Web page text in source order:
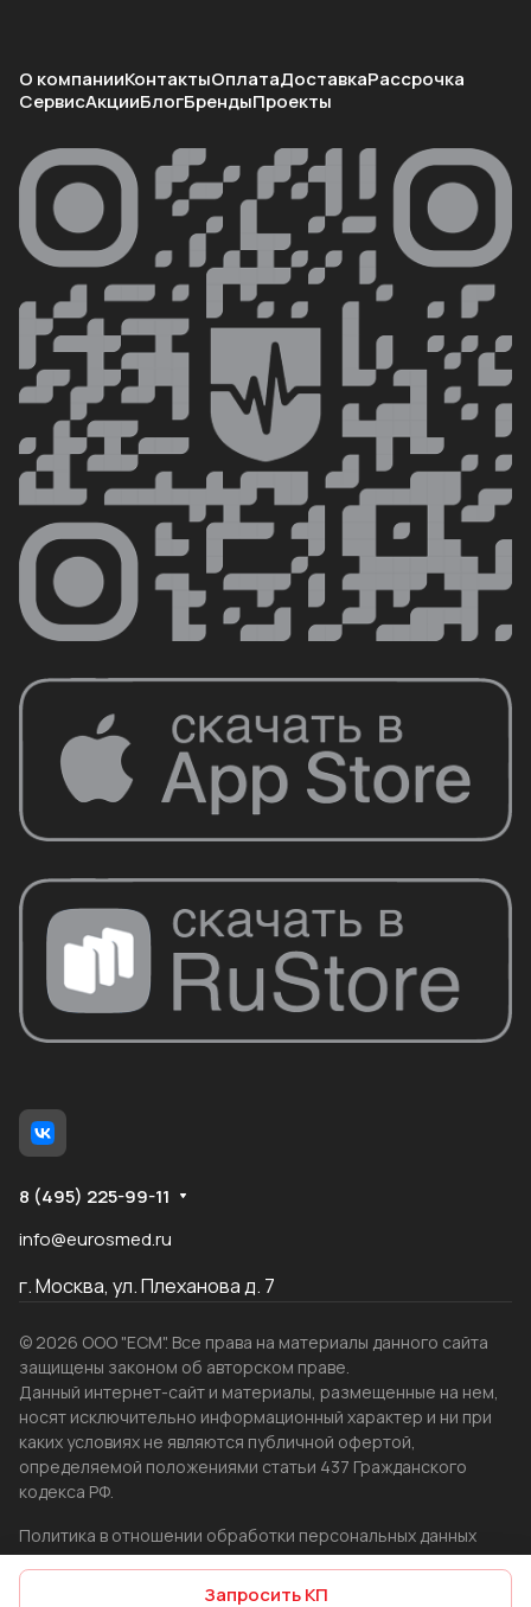
Запросить КП
О компанииКонтактыОплатаДоставкаРассрочка
СервисАкцииБлогБрендыПроекты
8 (495) 225-99-11
info@eurosmed.ru
г. Москва, ул. Плеханова д. 7
© 2026 ООО "ЕСМ". Все права на материалы данного сайта
защищены законом об авторском праве.
Данный интернет-сайт и материалы, размещенные на нем,
носят исключительно информационный характер и ни при
каких условиях не являются публичной офертой,
определяемой положениями статьи 437 Гражданского
кодекса РФ.
Политика в отношении обработки персональных данных
Создание сайта